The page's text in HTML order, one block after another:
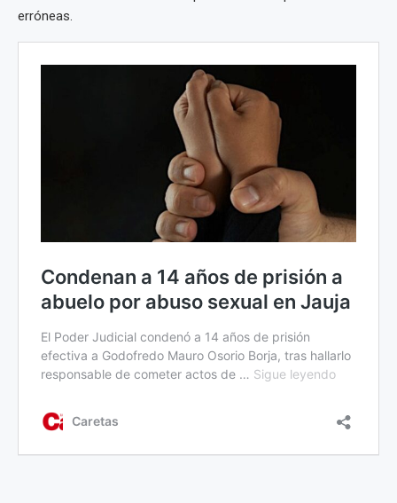
erróneas.